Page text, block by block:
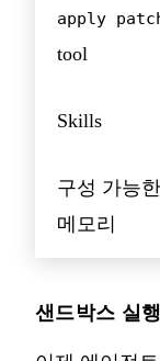
apply
tool
Skills
구성 가능한
메모리
샌드박스 실